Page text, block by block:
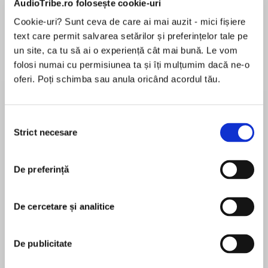
AudioTribe.ro folosește cookie-uri
Cookie-uri? Sunt ceva de care ai mai auzit - mici fișiere
text care permit salvarea setărilor și preferințelor tale pe
un site, ca tu să ai o experiență cât mai bună. Le vom
folosi numai cu permisiunea ta și îți mulțumim dacă ne-o
oferi. Poți schimba sau anula oricând acordul tău.
consimțământului
Strict necesare
De preferință
De cercetare și analitice
De publicitate
Desprecarte
The fifth novel in the DI Sean Corrigan series –
authentic and terrifying crime fiction with a
James and Stuart MacBride.
‘It’s time,’ the voice from the shadow told him.
‘Time to show them all.’
night.
He victims are the most vulnerable in society –
sex workers and drug addicts – those that won’t
be missed.
pentru această carte
Luke Delaney joined the Metropolitan Police